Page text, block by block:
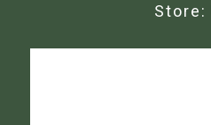
Store: